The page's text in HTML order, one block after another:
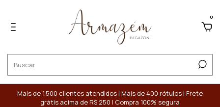
0
Mais de 1.500 clientes atendidos | Mais de 400 rótulos | Frete
grátis acima de R$ 250 | Compra 100% segura